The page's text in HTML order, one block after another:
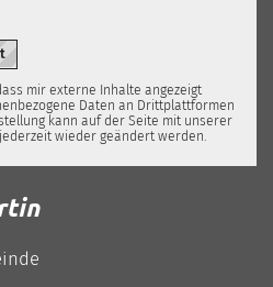
mir externe Inhalte angezeigt
Daten an Drittplattformen
kann auf der Seite mit unserer
wieder geändert werden.